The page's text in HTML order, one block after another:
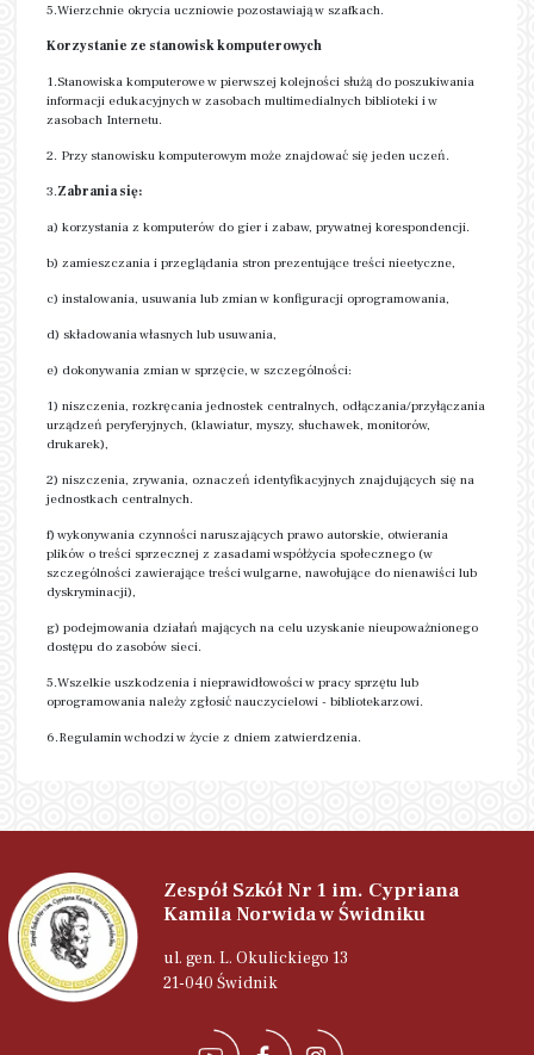
5.Wierzchnie okrycia uczniowie pozostawiają w szafkach.
Korzystanie ze stanowisk komputerowych
1.Stanowiska komputerowe w pierwszej kolejności służą do poszukiwania
informacji edukacyjnych w zasobach multimedialnych biblioteki i w
zasobach Internetu.
2. Przy stanowisku komputerowym może znajdować się jeden uczeń.
3.Zabrania się:
a) korzystania z komputerów do gier i zabaw, prywatnej korespondencji.
b) zamieszczania i przeglądania stron prezentujące treści nieetyczne,
c) instalowania, usuwania lub zmian w konfiguracji oprogramowania,
d) składowania własnych lub usuwania,
e) dokonywania zmian w sprzęcie, w szczególności:
1) niszczenia, rozkręcania jednostek centralnych, odłączania/przyłączania
urządzeń peryferyjnych, (klawiatur, myszy, słuchawek, monitorów,
drukarek),
2) niszczenia, zrywania, oznaczeń identyfikacyjnych znajdujących się na
jednostkach centralnych.
f) wykonywania czynności naruszających prawo autorskie, otwierania
plików o treści sprzecznej z zasadami współżycia społecznego (w
szczególności zawierające treści wulgarne, nawołujące do nienawiści lub
dyskryminacji),
g) podejmowania działań mających na celu uzyskanie nieupoważnionego
dostępu do zasobów sieci.
5.Wszelkie uszkodzenia i nieprawidłowości w pracy sprzętu lub
oprogramowania należy zgłosić nauczycielowi - bibliotekarzowi.
6.Regulamin wchodzi w życie z dniem zatwierdzenia.
Zespół Szkół Nr 1 im. Cypriana
Kamila Norwida w Świdniku
ul. gen. L. Okulickiego 13
21-040 Świdnik